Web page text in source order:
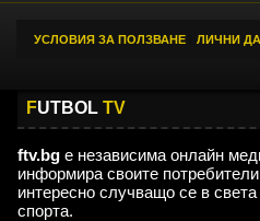
УСЛОВИЯ ЗА ПОЛЗВАНЕ ЛИЧНИ
FUTBOL TV
ftv.bg е независима онлайн
информира своите
интересно случващо се в
спорта.